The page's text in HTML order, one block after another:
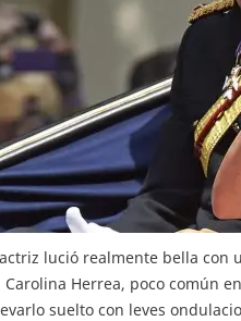
lució realmente bella con
Herrea, poco común
suelto con leves